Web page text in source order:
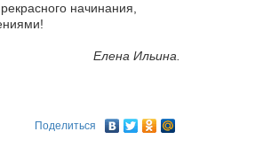
начинания,
Елена Ильина.
Поделиться